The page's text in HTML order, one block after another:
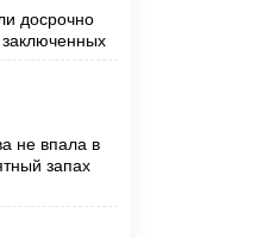
досрочно
не впала в
запах